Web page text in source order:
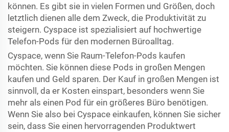
können. Es gibt sie in vielen Formen und Größen, doch
letztlich dienen alle dem Zweck, die Produktivität zu
steigern. Cyspace ist spezialisiert auf hochwertige
Telefon-Pods für den modernen Büroalltag.
Cyspace, wenn Sie Raum-Telefon-Pods kaufen
möchten. Sie können diese Pods in großen Mengen
kaufen und Geld sparen. Der Kauf in großen Mengen ist
sinnvoll, da er Kosten einspart, besonders wenn Sie
mehr als einen Pod für ein größeres Büro benötigen.
Wenn Sie also bei Cyspace einkaufen, können Sie sicher
sein, dass Sie einen hervorragenden Produktwert